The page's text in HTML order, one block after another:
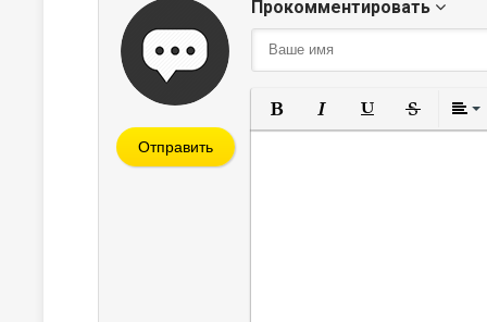
Прокомментировать
Полужирный
Курсив
Отправить